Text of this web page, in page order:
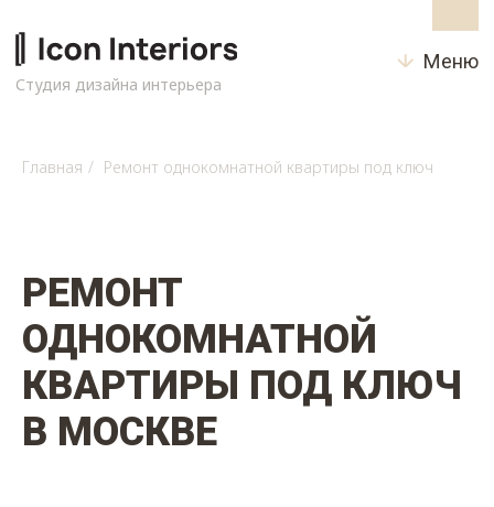
Студия дизайна интерьера
Главная / Ремонт однокомнатной квартиры под ключ
РЕМОНТ
ОДНОКОМНАТНОЙ
КВАРТИРЫ ПОД КЛЮЧ
В МОСКВЕ